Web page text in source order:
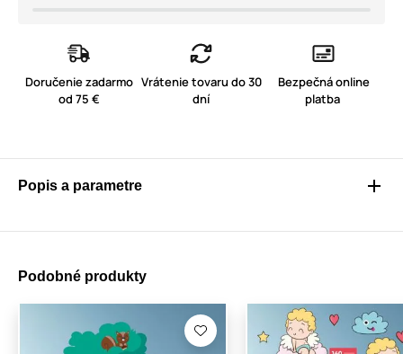
Doručenie zadarmo
od 75 €
Vrátenie tovaru do 30
dní
Bezpečná online
platba
Popis a parametre
Podobné produkty